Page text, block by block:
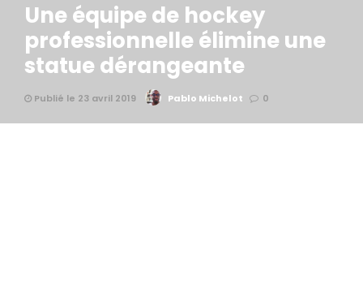
Une équipe de hockey
professionnelle élimine une
statue dérangeante
Publié le 23 avril 2019 Pablo Michelot 0